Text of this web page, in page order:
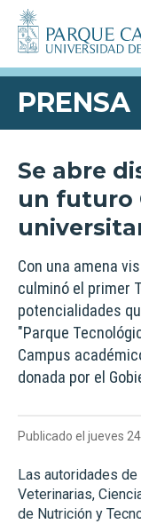
PRENSA
Se abre
un futuro
Con una amena
culminó el primer
potencialidades
"Parque
Campus
donada por el
Publicado el jueves
Las autoridades
Veterinarias,
de Nutrición y